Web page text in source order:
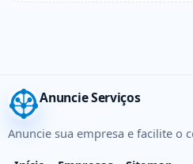
Anuncie Serviços
Anuncie sua empresa e facilite o